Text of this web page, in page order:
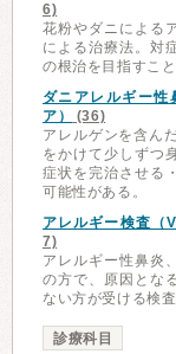
6)
花粉やダニによる
による治療法。対
の根治を目指すこと
ダニアレルギー性
ア）
(36)
アレルゲンを含ん
をかけて少しずつ
症状を完治させる
可能性がある。
アレルギー検査（
7)
アレルギー性鼻炎
の方で、原因とな
ない方が受ける検査
診療科目